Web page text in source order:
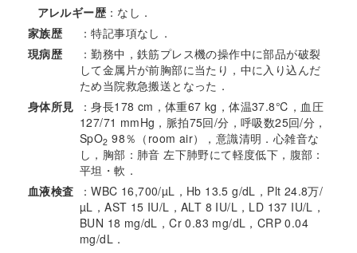
アレルギー歴 ：なし．
家族歴
：特記事項なし．
現病歴
：勤務中，鉄筋プレス機の操作中に部品が破裂
して金属片が前胸部に当たり，中に入り込んだ
ため当院救急搬送となった．
身体所見
：身長178 cm，体重67 kg，体温37.8℃，血圧
127/71 mmHg，脈拍75回/分，呼吸数25回/分，
SpO2 98％（room air），意識清明．心雑音な
し，胸部：肺音 左下肺野にて軽度低下，腹部：
平坦・軟．
血液検査
：WBC 16,700/µL，Hb 13.5 g/dL，Plt 24.8万/
µL，AST 15 IU/L，ALT 8 IU/L，LD 137 IU/L，
BUN 18 mg/dL，Cr 0.83 mg/dL，CRP 0.04
mg/dL．